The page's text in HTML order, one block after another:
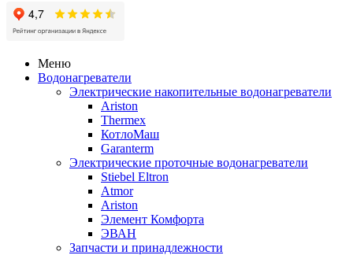
Меню
Водонагреватели
Электрические накопительные водонагреватели
Ariston
Thermex
КотлоМаш
Garanterm
Электрические проточные водонагреватели
Stiebel Eltron
Atmor
Ariston
Элемент Комфорта
ЭВАН
Запчасти и принадлежности